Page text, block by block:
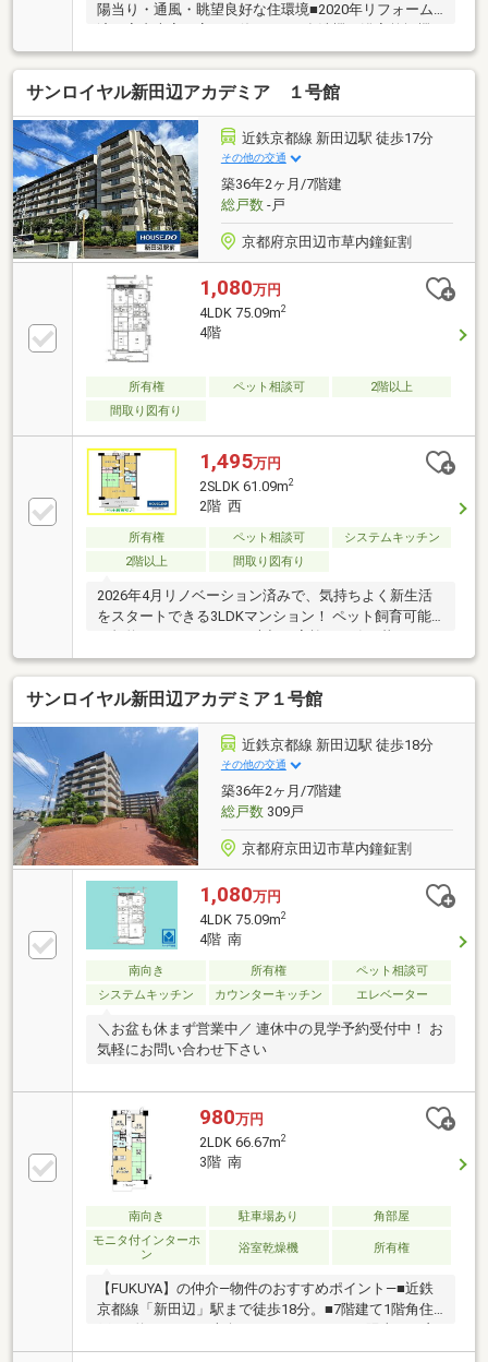
陽当り・通風・眺望良好な住環境■2020年リフォーム
など充実の設備が暮らしを彩ります
サンロイヤル新田辺アカデミア １号館
近鉄京都線 新田辺駅 徒歩17分
その他の交通
築36年2ヶ月/7階建
総戸数-戸
京都府京田辺市草内鐘鉦割
1,080万円
4LDK 75.09m2
4階
所有権 ペット相談可
2階以上
間取り図有り
1,495万円
2SLDK 61.09m2
2階 西
所有権 ペット相談可
システムキッチン
2階以上
間取り図有り
2026年4月リノベーション済みで、気持ちよく新生活
をスタートできる3LDKマンション！ ペット飼育可能
す。ファミリーにも使いやすい間取りで、リフォーム
済みならではの快適な住空間が魅力です。近鉄京都線
「新田辺」駅まで徒歩17分。住環境と利便性を兼ね備
えたおすすめの住まいです。
サンロイヤル新田辺アカデミア１号館
近鉄京都線 新田辺駅 徒歩18分
その他の交通
築36年2ヶ月/7階建
総戸数309戸
京都府京田辺市草内鐘鉦割
1,080万円
4LDK 75.09m2
4階 南
南向き 所有権
ペット相談可
システムキッチン
カウンターキッチン エレベーター
＼お盆も休まず営業中／ 連休中の見学予約受付中！ お
気軽にお問い合わせ下さい
980万円
2LDK 66.67m2
3階 南
南向き 駐車場あり
角部屋
モニタ付インターホ
ン
浴室乾燥機 所有権
【FUKUYA】の仲介―物件のおすすめポイント―■近鉄
京都線「新田辺」駅まで徒歩18分。■7階建て1階角住
好！■カウンターキッチンでお料理中もご家族との会